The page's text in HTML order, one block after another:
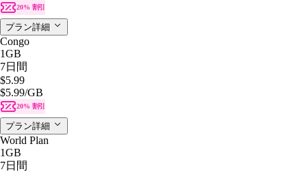
20% 割引
プラン詳細
Congo
1GB
7日間
$5.99
$5.99/GB
20% 割引
プラン詳細
World Plan
1GB
7日間